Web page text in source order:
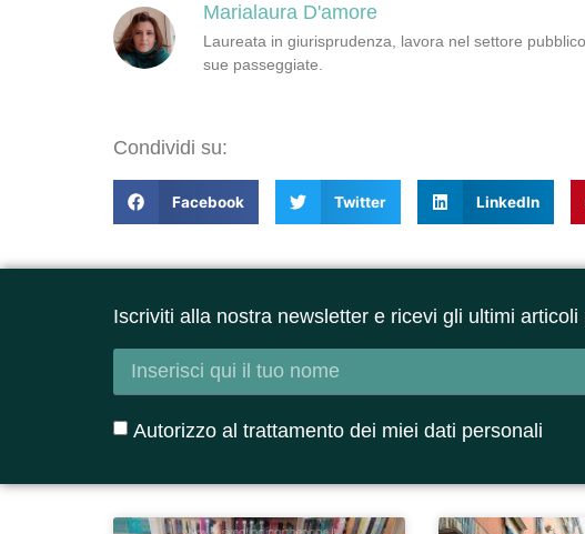
Marialaura D'amore
Laureata in giurisprudenza, lavora nel settore
sue passeggiate.
Condividi su:
Facebook Twitter LinkedIn
Iscriviti alla nostra newsletter e ricevi gli ultimi
Autorizzo al trattamento dei miei dati personali